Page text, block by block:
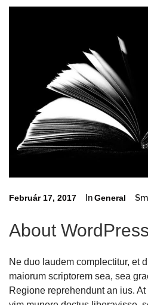
Február 17, 2017 InGeneral
About WordPress
Ne duo laudem complectitur, et
maiorum scriptorem sea, sea
Regione reprehendunt an ius.